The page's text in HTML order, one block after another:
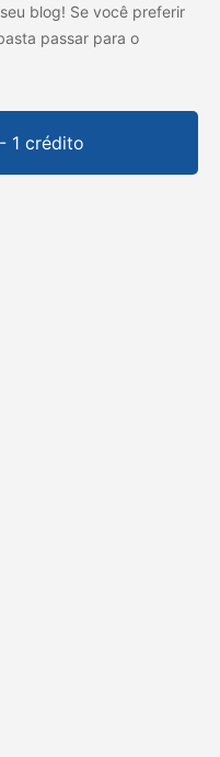
blog! Se você preferir
passar para o
1 crédito